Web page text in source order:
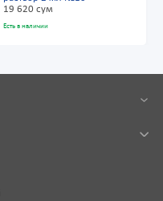
19 620 сум
Есть в наличии